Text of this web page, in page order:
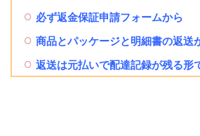
必ず返金保証申請フォームから
商品とパッケージと明細書の返送
返送は元払いで配達記録が残る形